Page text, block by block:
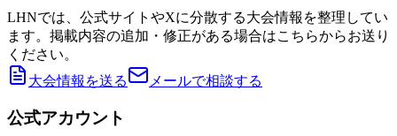
LHNでは、公式サイトやXに分散する大会情報を整理してい
ます。掲載内容の追加・修正がある場合はこちらからお送り
ください。
大会情報を送る
メールで相談する
公式アカウント